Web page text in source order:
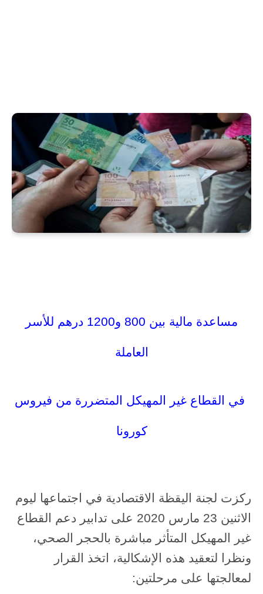
مساعدة مالية بين 800 و1200 درهم للأسر
العاملة
في القطاع غير المهيكل المتضررة من فيروس
كورونا
ركزت لجنة اليقظة الاقتصادية في اجتماعها ليوم
الاثنين 23 مارس 2020 على تدابير دعم القطاع
غير المهيكل المتأثر مباشرة بالحجر الصحي،
ونظرا لتعقيد هذه الإشكالية، اتخذ القرار
لمعالجتها على مرحلتين: